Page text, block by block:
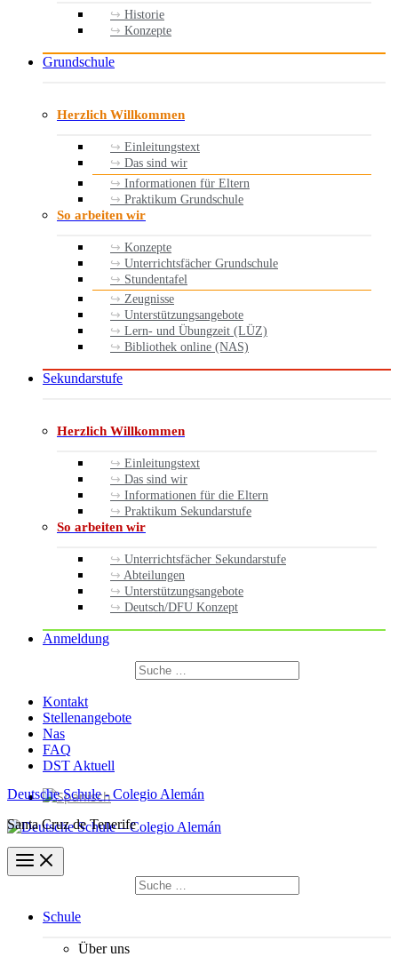
Historie
Konzepte
Grundschule
Herzlich Willkommen
Einleitungstext
Das sind wir
Informationen für Eltern
Praktikum Grundschule
So arbeiten wir
Konzepte
Unterrichtsfächer Grundschule
Stundentafel
Zeugnisse
Unterstützungsangebote
Lern- und Übungzeit (LÜZ)
Bibliothek online (NAS)
Sekundarstufe
Herzlich Willkommen
Einleitungstext
Das sind wir
Informationen für die Eltern
Praktikum Sekundarstufe
So arbeiten wir
Unterrichtsfächer Sekundarstufe
Abteilungen
Unterstützungsangebote
Deutsch/DFU Konzept
Anmeldung
Suchen
nach:
Kontakt
Stellenangebote
Nas
FAQ
DST Aktuell
Deutsche Schule - Colegio Alemán
Santa Cruz de Tenerife
Suchen
nach:
Schule
Über uns